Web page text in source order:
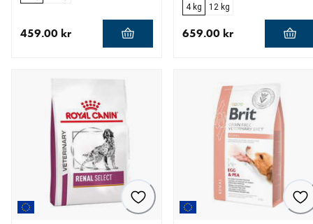
459.00 kr
4 kg 12 kg
659.00 kr